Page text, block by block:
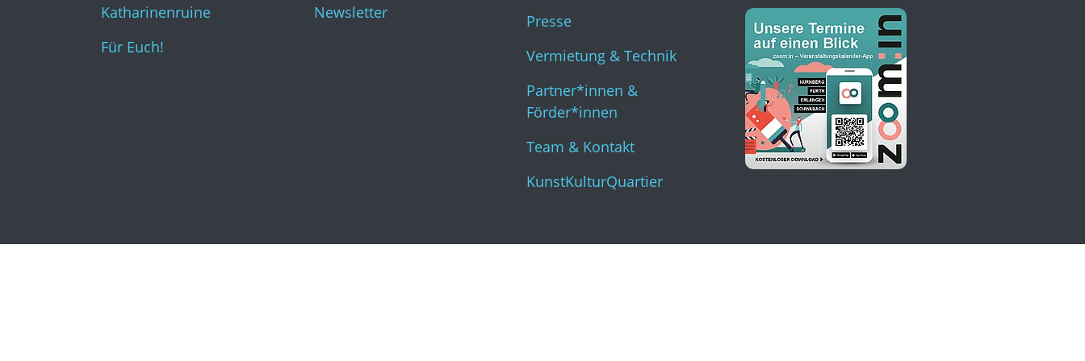
KunstKulturQuartier
Katharinenruine
Für Euch!
Newsletter
Presse
Vermietung & Technik
Partner*innen &
Förder*innen
Team & Kontakt
KunstKulturQuartier